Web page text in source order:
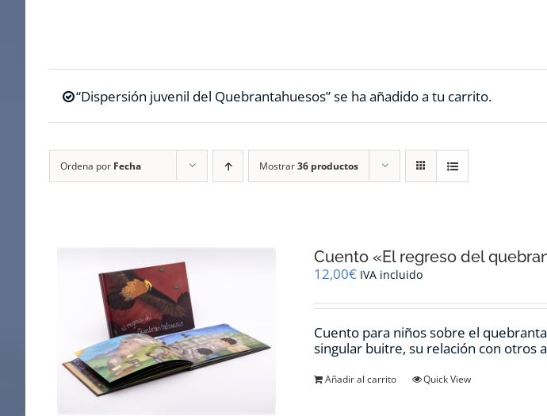
“Dispersión juvenil del Quebrantahuesos” se ha añadido a tu carrito.
Ordena por Fecha Mostrar36 productos
Cuento «El regreso del
12,00€ IVA incluido
Cuento para niños sobre el
singular buitre, su relación con otros
Añadir al carrito Quick View